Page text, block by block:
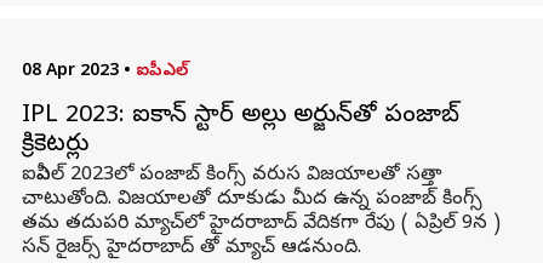
08 Apr 2023 • ఐపీఎల్
IPL 2023: ఐకాన్ స్టార్‌ అల్లు అర్జున్‌తో పంజాబ్
క్రికెటర్లు
ఐపీఎల్ 2023లో పంజాబ్ కింగ్స్ వరుస విజయాలతో సత్తా
చాటుతోంది. విజయాలతో దూకుడు మీద ఉన్న పంజాబ్ కింగ్స్
తమ తదుపరి మ్యాచ్‌లో హైదరాబాద్ వేదికగా రేపు ( ఏప్రిల్ 9న )
సన్ రైజర్స్ హైదరాబాద్ తో మ్యాచ్ ఆడనుంది.